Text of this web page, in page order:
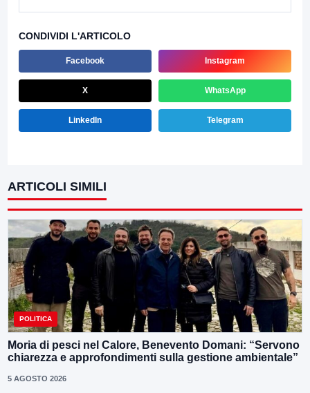
CONDIVIDI L'ARTICOLO
Facebook Instagram
X WhatsApp
LinkedIn Telegram
ARTICOLI SIMILI
POLITICA
Moria di pesci nel Calore, Benevento Domani: “Servono
chiarezza e approfondimenti sulla gestione ambientale”
5 AGOSTO 2026